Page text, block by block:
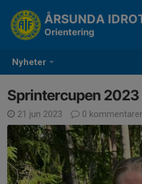
Nyheter
ÅRSUNDA
Orientering
Sprintercupen
21 jun 2023 0 kommentarer